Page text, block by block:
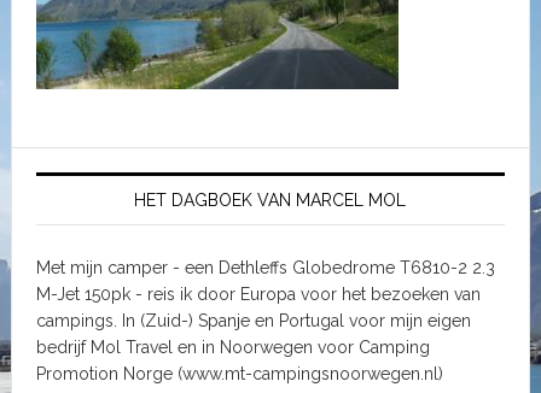
HET DAGBOEK VAN MARCEL MOL
Met mijn camper - een Dethleffs Globedrome T6810-2 2.3
M-Jet 150pk - reis ik door Europa voor het bezoeken van
campings. In (Zuid-) Spanje en Portugal voor mijn eigen
bedrijf Mol Travel en in Noorwegen voor Camping
Promotion Norge (www.mt-campingsnoorwegen.nl)